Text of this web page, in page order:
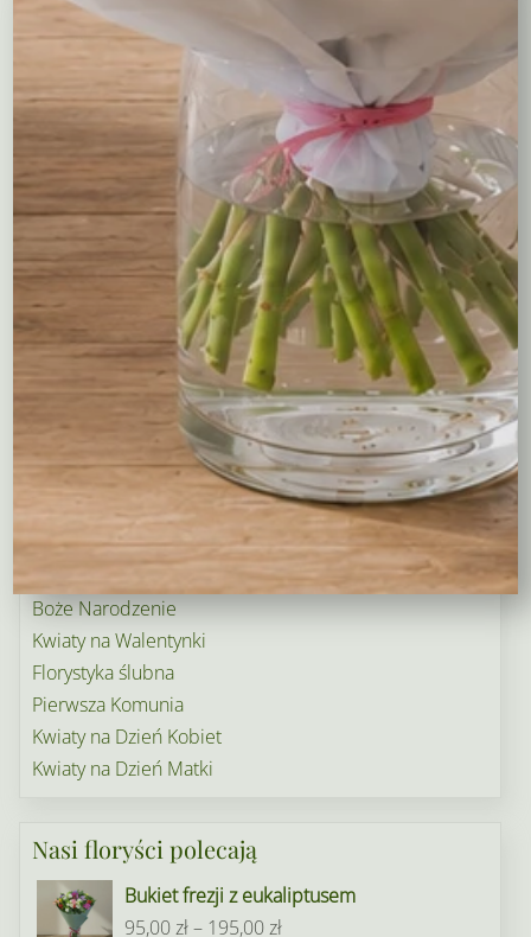
Kompozycje
Bukiety okolicznościowe
Róże
Kreatory bukietów
Flower boxy – kwiaty w pudełkach
Maskotki
Kosze kwiatowe
Balony
Kosze upominkowe
Wianki na wieczory panieńskie i nie tylko…
Wielkanoc
Wieńce i wiązanki pogrzebowe
Dekoracje na groby
Torty kwiatowe
Ogródek i balkon
Narodziny dziecka
Rośliny doniczkowe
Boże Narodzenie
Kwiaty na Walentynki
Florystyka ślubna
Pierwsza Komunia
Kwiaty na Dzień Kobiet
Kwiaty na Dzień Matki
Nasi floryści polecają
Bukiet frezji z eukaliptusem
95,00zł– 195,00złZakres